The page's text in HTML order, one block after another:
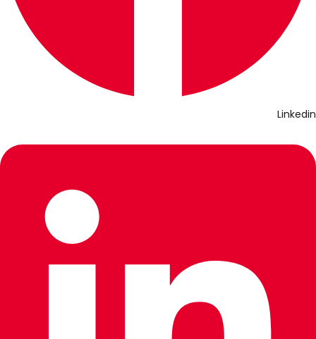
Linkedin